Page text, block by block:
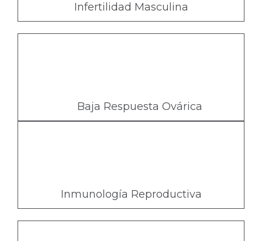
Infertilidad Masculina
Baja Respuesta Ovárica
Inmunología Reproductiva